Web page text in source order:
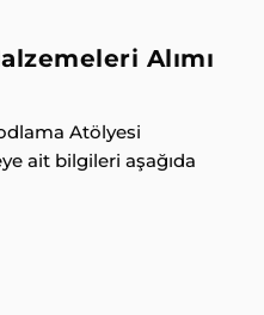
Alımı
Atölyesi
ait bilgileri aşağıda